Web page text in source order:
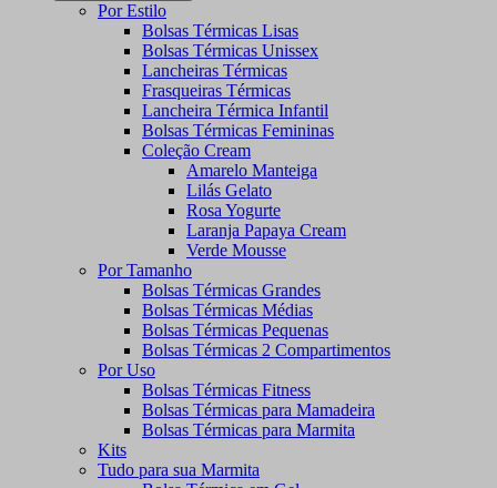
Por Estilo
Bolsas Térmicas Lisas
Bolsas Térmicas Unissex
Lancheiras Térmicas
Frasqueiras Térmicas
Lancheira Térmica Infantil
Bolsas Térmicas Femininas
Coleção Cream
Amarelo Manteiga
Lilás Gelato
Rosa Yogurte
Laranja Papaya Cream
Verde Mousse
Por Tamanho
Bolsas Térmicas Grandes
Bolsas Térmicas Médias
Bolsas Térmicas Pequenas
Bolsas Térmicas 2 Compartimentos
Por Uso
Bolsas Térmicas Fitness
Bolsas Térmicas para Mamadeira
Bolsas Térmicas para Marmita
Kits
Tudo para sua Marmita